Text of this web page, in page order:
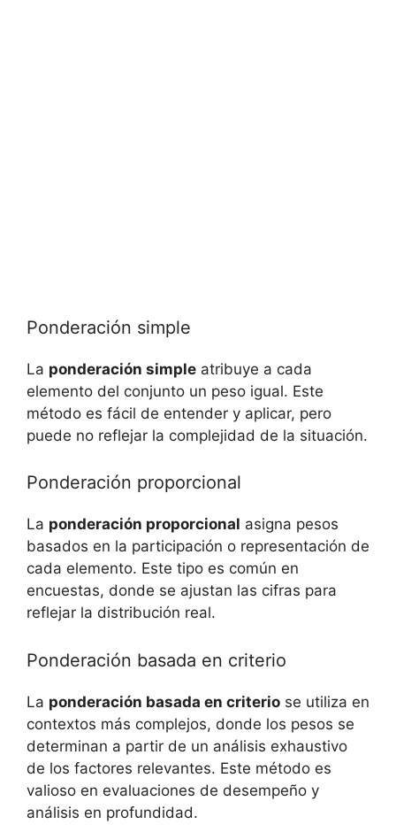
Ponderación simple
La ponderación simple atribuye a cada
elemento del conjunto un peso igual. Este
método es fácil de entender y aplicar, pero
puede no reflejar la complejidad de la situación.
Ponderación proporcional
La ponderación proporcional asigna pesos
basados en la participación o representación de
cada elemento. Este tipo es común en
encuestas, donde se ajustan las cifras para
reflejar la distribución real.
Ponderación basada en criterio
La ponderación basada en criterio se utiliza en
contextos más complejos, donde los pesos se
determinan a partir de un análisis exhaustivo
de los factores relevantes. Este método es
valioso en evaluaciones de desempeño y
análisis en profundidad.